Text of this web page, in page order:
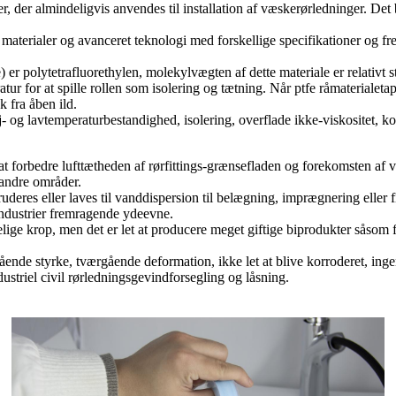
der almindeligvis anvendes til installation af væskerørledninger.
og avanceret teknologi med forskellige specifikationer og
polytetrafluorethylen, molekylvægten af ​​dette materiale er relativt
for at spille rollen som isolering og tætning. Når ptfe
fra åben ild.
og lavtemperaturbestandighed, isolering, overflade ikke-viskositet,
forbedre lufttætheden af ​​rørfittings-grænsefladen og forekomsten af
områder.
eller laves til vanddispersion til belægning, imprægnering
fremragende ydeevne.
krop, men det er let at producere meget giftige biprodukter
styrke, tværgående deformation, ikke let at blive korroderet,
civil rørledningsgevindforsegling og låsning.